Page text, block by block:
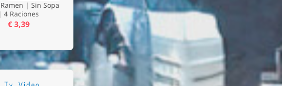
| Sin Sopa
| 4 Raciones
€ 3,39